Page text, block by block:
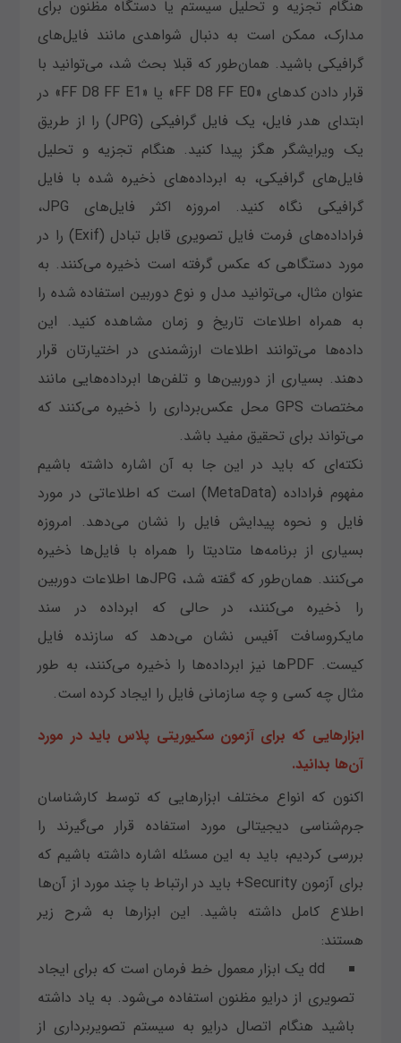
هنگام تجزیه و تحلیل سیستم یا دستگاه مظنون برای
مدارک، ممکن است به دنبال شواهدی مانند فایل‌های
گرافیکی باشید. همان‌طور که قبلا بحث شد، می‌توانید با
قرار دادن کدهای «FF D8 FF E0» یا «FF D8 FF E1» در
ابتدای هدر فایل، یک فایل گرافیکی (JPG) را از طریق
یک ویرایشگر هگز پیدا کنید. هنگام تجزیه و تحلیل
فایل‌های گرافیکی، به ابرداده‌های ذخیره شده با فایل
گرافیکی نگاه کنید. امروزه اکثر فایل‌های JPG،
فراداده‌های فرمت فایل تصویری قابل تبادل (Exif) را در
مورد دستگاهی که عکس گرفته است ذخیره می‌کنند. به
عنوان مثال، می‌توانید مدل و نوع دوربین استفاده شده را
به همراه اطلاعات تاریخ و زمان مشاهده کنید. این
داده‌ها می‌توانند اطلاعات ارزشمندی در اختیارتان قرار
دهند. بسیاری از دوربین‌ها و تلفن‌ها ابرداده‌هایی مانند
مختصات GPS محل عکس‌برداری را ذخیره می‌کنند که
می‌تواند برای تحقیق مفید باشد.
نکته‌ای که باید در این جا به آن اشاره داشته باشیم
مفهوم فراداده (MetaData) است که اطلاعاتی در مورد
فایل و نحوه پیدایش فایل را نشان می‌دهد. امروزه
بسیاری از برنامه‌ها متادیتا را همراه با فایل‌ها ذخیره
می‌کنند. همان‌طور که گفته شد، JPGها اطلاعات دوربین
را ذخیره می‌کنند، در حالی که ابرداده در سند
مایکروسافت آفیس نشان می‌دهد که سازنده فایل
کیست. PDFها نیز ابرداده‌ها را ذخیره می‌کنند، به طور
مثال چه کسی و چه سازمانی فایل را ایجاد کرده است.
ابزارهایی که برای آزمون سکیوریتی پلاس باید در مورد
آن‌ها بدانید.
اکنون که انواع مختلف ابزارهایی که توسط کارشناسان
جرم‌شناسی دیجیتالی مورد استفاده قرار می‌گیرند را
بررسی کردیم، باید به این مسئله اشاره داشته باشیم که
برای آزمون Security+ باید در ارتباط با چند مورد از آن‌ها
اطلاع کامل داشته باشید. این ابزارها به شرح زیر
هستند:
dd یک ابزار معمول خط فرمان است که برای ایجاد
تصویری از درایو مظنون استفاده می‌شود. به یاد داشته
باشید هنگام اتصال درایو به سیستم تصویربرداری از